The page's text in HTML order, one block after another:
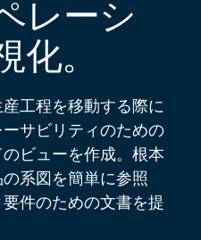
レーシ
化。
工程を移動する際に
サビリティのための
ビューを作成。根本
系図を簡単に参照
件のための文書を提